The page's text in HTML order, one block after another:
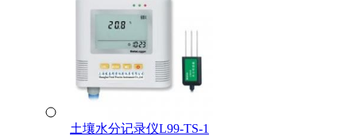
土壤水分记录仪L99-TS-1